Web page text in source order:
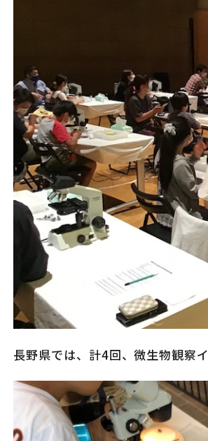
長野県では、計4回、微生物観察